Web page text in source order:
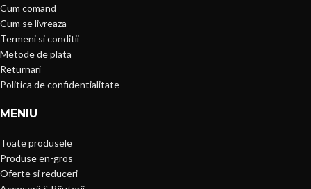
Cum comand
Cum se livreaza
Termeni si conditii
Metode de plata
Returnari
Politica de confidentialitate
MENIU
Toate produsele
Produse en-gros
Oferte si reduceri